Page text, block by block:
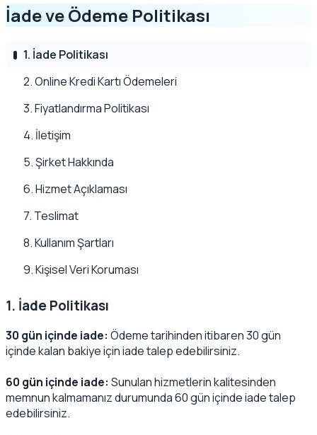
İade ve Ödeme Politikası
1. İade Politikası
2. Online Kredi Kartı Ödemeleri
3. Fiyatlandırma Politikası
4. İletişim
5. Şirket Hakkında
6. Hizmet Açıklaması
7. Teslimat
8. Kullanım Şartları
9. Kişisel Veri Koruması
1. İade Politikası
30 gün içinde iade: Ödeme tarihinden itibaren 30 gün
içinde kalan bakiye için iade talep edebilirsiniz.
60 gün içinde iade: Sunulan hizmetlerin kalitesinden
memnun kalmamanız durumunda 60 gün içinde iade talep
edebilirsiniz.